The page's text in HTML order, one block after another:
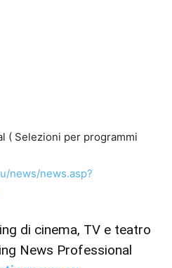
( Selezioni per programmi
news/news.asp?
di cinema, TV e teatro
News Professional